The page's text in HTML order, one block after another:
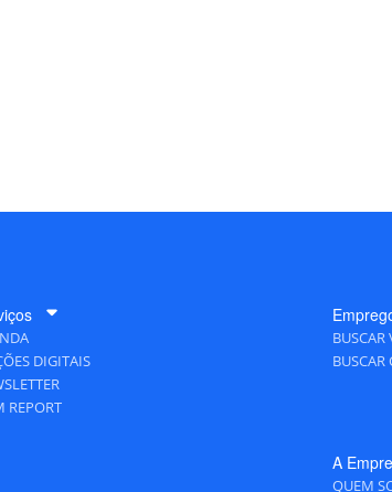
DIGITAIS
REPORT
BUSCAR
BUSCAR
A
QUEM